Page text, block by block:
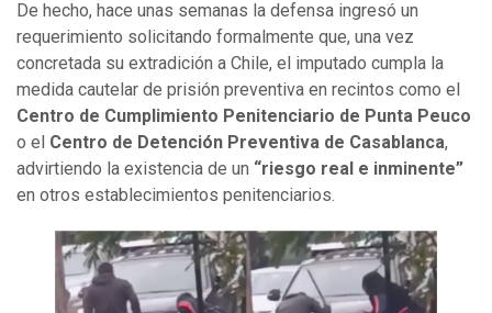
De hecho, hace unas semanas la defensa ingresó un
requerimiento solicitando formalmente que, una vez
concretada su extradición a Chile, el imputado cumpla la
medida cautelar de prisión preventiva en recintos como el
Centro de Cumplimiento Penitenciario de Punta Peuco
o el Centro de Detención Preventiva de Casablanca,
advirtiendo la existencia de un “riesgo real e inminente”
en otros establecimientos penitenciarios.